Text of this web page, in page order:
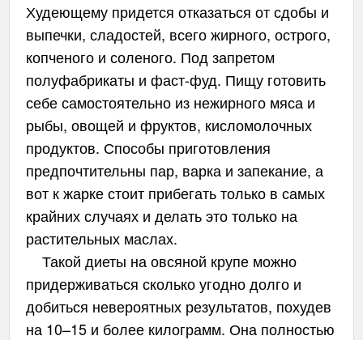
Худеющему придется отказаться от сдобы и
выпечки, сладостей, всего жирного, острого,
копченого и соленого. Под запретом
полуфабрикаты и фаст-фуд. Пищу готовить
себе самостоятельно из нежирного мяса и
рыбы, овощей и фруктов, кисломолочных
продуктов. Способы приготовления
предпочтительны пар, варка и запекание, а
вот к жарке стоит прибегать только в самых
крайних случаях и делать это только на
растительных маслах.
Такой диеты на овсяной крупе можно
придерживаться сколько угодно долго и
добиться невероятных результатов, похудев
на 10–15 и более килограмм. Она полностью